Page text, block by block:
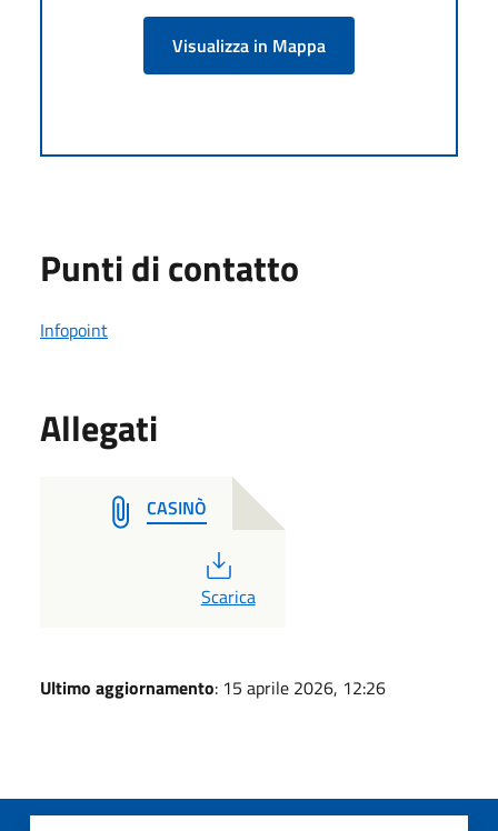
Visualizza in Mappa
Punti di contatto
Infopoint
Allegati
CASINÒ
PDF
Scarica
Ultimo aggiornamento: 15 aprile 2026, 12:26